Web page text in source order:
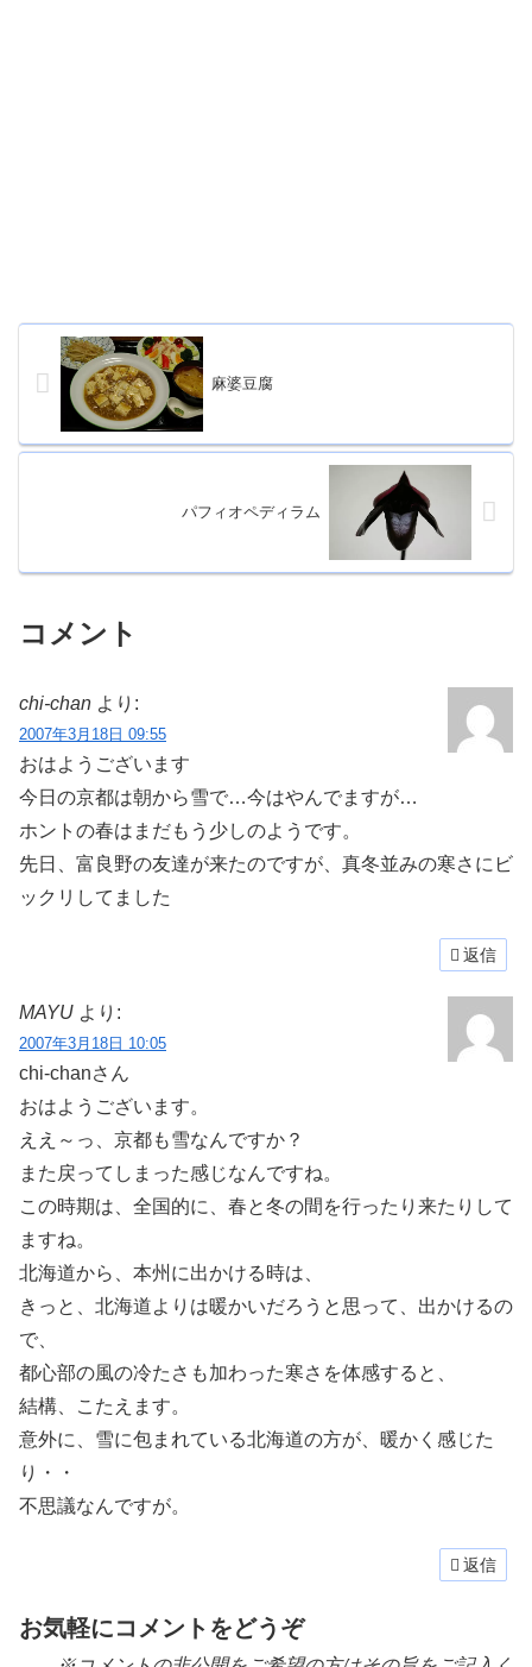
麻婆豆腐
パフィオペディラム
コメント
chi-chan より:
2007年3月18日 09:55
おはようございます
今日の京都は朝から雪で…今はやんでますが…
ホントの春はまだもう少しのようです。
先日、富良野の友達が来たのですが、真冬並みの寒さにビ
ックリしてました
返信
MAYU より:
2007年3月18日 10:05
chi-chanさん
おはようございます。
ええ～っ、京都も雪なんですか？
また戻ってしまった感じなんですね。
この時期は、全国的に、春と冬の間を行ったり来たりして
ますね。
北海道から、本州に出かける時は、
きっと、北海道よりは暖かいだろうと思って、出かけるの
で、
都心部の風の冷たさも加わった寒さを体感すると、
結構、こたえます。
意外に、雪に包まれている北海道の方が、暖かく感じた
り・・
不思議なんですが。
返信
お気軽にコメントをどうぞ